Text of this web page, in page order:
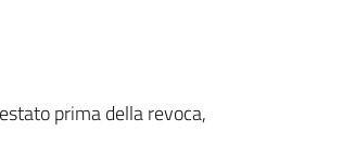
prima della revoca,